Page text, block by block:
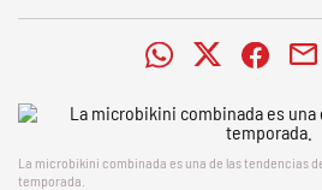
La microbikini combinada es una de las tendencias
temporada.